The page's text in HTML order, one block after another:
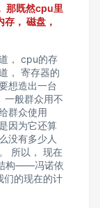
那既然cpu里
， 磁盘，
， cpu的存
， 寄存器的
想造出一台
一般群众用不
群众使用
因为它还算
没有多少人
所以， 现在
构——冯诺依
们的现在的计